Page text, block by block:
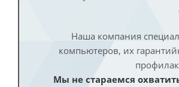
Наша компания
компьютеров, их
Мы не стараемся